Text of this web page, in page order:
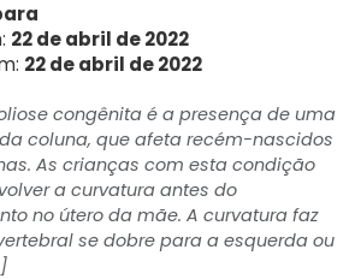
22 de abril de 2022
22 de abril de 2022
congênita é a presença de uma
coluna, que afeta recém-nascidos
As crianças com esta condição
a curvatura antes do
no útero da mãe. A curvatura faz
se dobre para a esquerda ou